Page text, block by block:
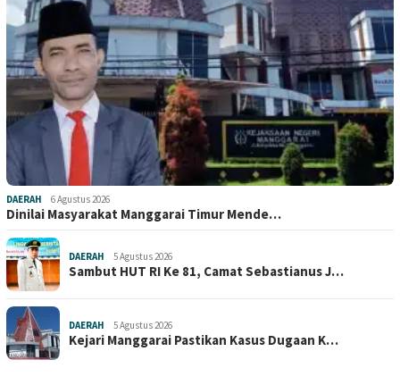
DAERAH 6 Agustus 2026
Dinilai Masyarakat Manggarai Timur Mende…
DAERAH 5 Agustus 2026
Sambut HUT RI Ke 81, Camat Sebastianus J…
DAERAH 5 Agustus 2026
Kejari Manggarai Pastikan Kasus Dugaan K…